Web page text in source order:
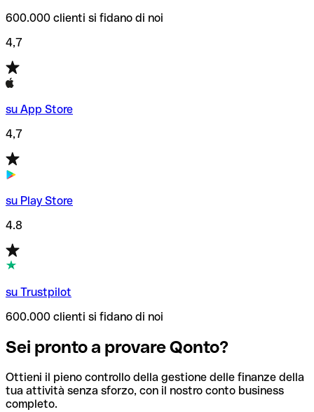
600.000 clienti si fidano di noi
4,7
su App Store
4,7
su Play Store
4.8
su Trustpilot
600.000 clienti si fidano di noi
Sei pronto a provare Qonto?
Ottieni il pieno controllo della gestione delle finanze della
tua attività senza sforzo, con il nostro conto business
completo.